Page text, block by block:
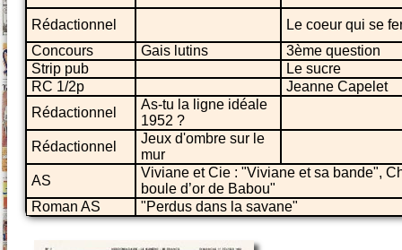
Rédactionnel
Le coeur qui se
Concours
Gais lutins
3ème question
Strip pub
Le sucre
RC 1/2p
Jeanne Capelet
Rédactionnel
As-tu la ligne idéale
1952 ?
Rédactionnel
Jeux d'ombre sur le
mur
AS
Viviane et Cie : "Viviane et sa bande",
boule d’or de Babou"
Roman AS
"Perdus dans la savane"